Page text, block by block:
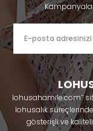
lohusahamile.com’’
lohusalık
gösterişli ve